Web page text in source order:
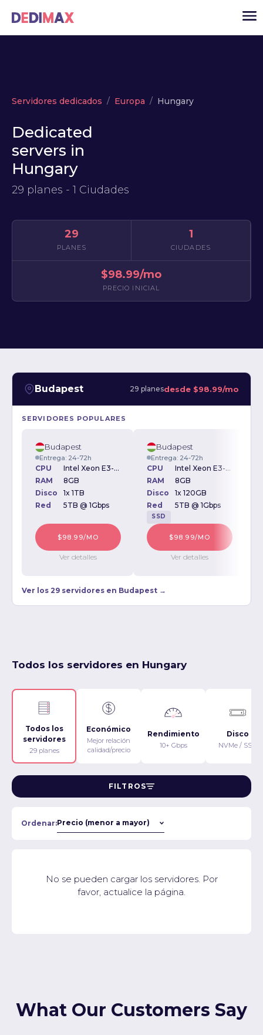
VPS
ACCESO
Servidores dedicados Europa Hungary
Dedicated
servers in
Hungary
29 planes - 1 Ciudades
29
PLANES
1
CIUDADES
$98.99/mo
PRECIO INICIAL
Budapest 29 planesdesde $98.99/mo
SERVIDORES POPULARES
Budapest
Entrega: 24-72h
CPU
Intel Xeon E3-1230v2 3.30GHz
RAM
8GB
Disco
1x 1TB
Red
5TB @ 1Gbps
$98.99/MO
Ver detalles
Budapest
Entrega: 24-72h
CPU
Intel Xeon E3-1230v2 3.30GHz
RAM
8GB
Disco
1x 120GB
Red
5TB @ 1Gbps
SSD
$98.99/MO
Ver detalles
Ver los 29 servidores en Budapest →
Todos los servidores en Hungary
Todos los
servidores
29 planes
Económico
Mejor relación
calidad/precio
Rendimiento
10+ Gbps
Disco
NVMe / SSD
FILTROS
Ordenar:
No se pueden cargar los servidores. Por
favor, actualice la página.
What Our Customers Say